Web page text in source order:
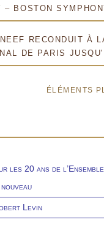
– BOSTON
RECONDUIT À
DE PARIS
ÉLÉMENTS
les 20 ans de
Levin